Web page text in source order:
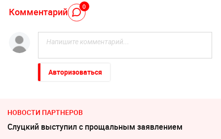
Комментарий 0
Авторизоваться
НОВОСТИ ПАРТНЕРОВ
Слуцкий выступил с прощальным заявлением